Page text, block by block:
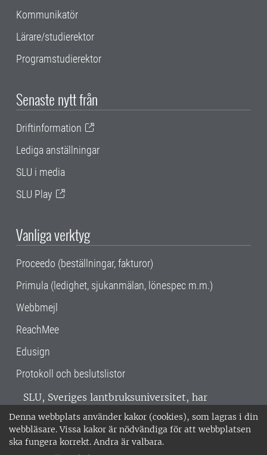
Denna webbplats använder kakor (cookies), som lagras i din
webbläsare. Vissa kakor är nödvändiga för att webbplatsen
ska fungera korrekt. Andra är valbara.
Kommunikatör
Lärare/studierektor
Programstudierektor
Senaste nytt från
Driftinformation
Lediga anställningar
SLU i media
SLU Play
Vanliga verktyg
Proceedo (beställningar, fakturor)
Primula (ledighet, sjukanmälan, lönespec m.m.)
Webbmejl
ReachMee
Edusign
Protokoll och beslutslistor
SLU, Sveriges lantbruksuniversitet, har
verksamhet över hela Sverige. Huvudorter är
Alnarp, Uppsala och Umeå.SLU är
miljöcertifierat enligt ISO 14001. •